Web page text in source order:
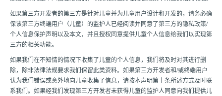
如果第三方开发者的第三方是针对儿童并为儿童用户设计和开发的，请务必确
保该第三方终端用户（儿童）的监护人已经阅读并同意了第三方的隐私政策/
个人信息保护声明以及本文，并且授权同意提供儿童个人信息给我们以实现第
三方的相关功能。
如果我们在不知情的情况下收集了儿童的个人信息，我们将及时对其进行删
除，除非法律法规要求我们保留此类资料。如果第三方开发者和/或终端用户
认为我们错误或意外地向儿童收集了信息，请按本声明第十条所述方式及时联
系我们。如果经我们发现第三方开发者未获得儿童的监护人同意向我们提供儿